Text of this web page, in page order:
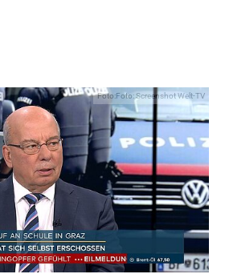
Foto:Foto: Screenshot Welt-TV